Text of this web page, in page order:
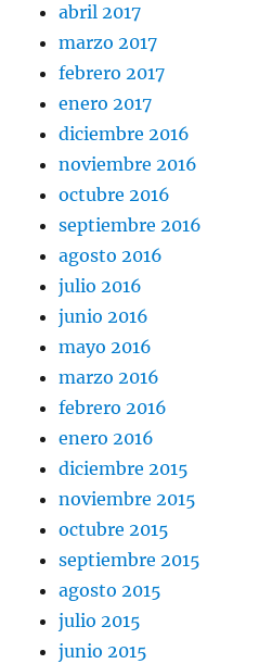
abril 2017
marzo 2017
febrero 2017
enero 2017
diciembre 2016
noviembre 2016
octubre 2016
septiembre 2016
agosto 2016
julio 2016
junio 2016
mayo 2016
marzo 2016
febrero 2016
enero 2016
diciembre 2015
noviembre 2015
octubre 2015
septiembre 2015
agosto 2015
julio 2015
junio 2015